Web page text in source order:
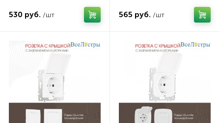
530 руб. /шт 565 руб. /шт